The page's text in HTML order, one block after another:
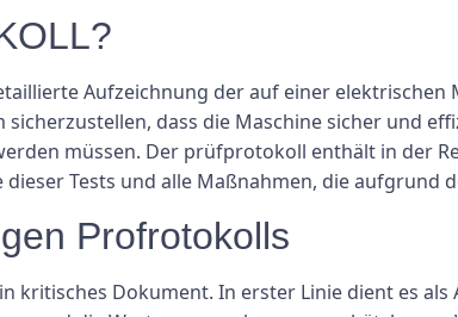
Aufzeichnung der auf einer elektrischen
dass die Maschine sicher und
müssen. Der prüfprotokoll enthält in der
dieser Tests und alle Maßnahmen, die
Profrotokolls
Dokument. In erster Linie dient es als